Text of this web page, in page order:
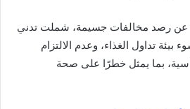
عن رصد مخالفات جسيمة، شملت تدني
بيئة تداول الغذاء، وعدم الالتزام
بما يمثل خطرًا على صحة